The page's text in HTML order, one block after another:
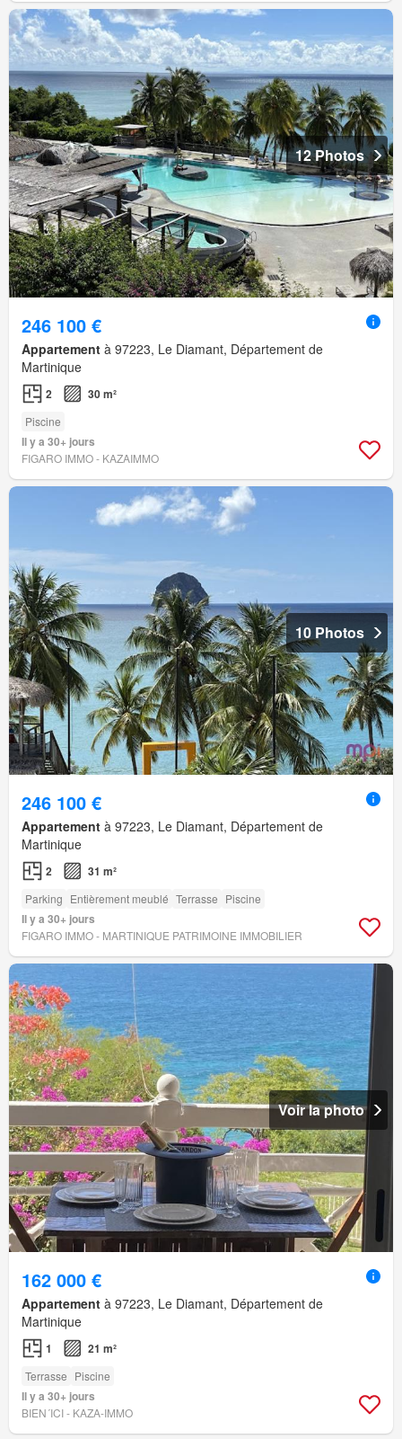
12 Photos
246 100 €
Appartement à 97223, Le Diamant, Département de
Martinique
2 30 m²
Piscine
Il y a 30+ jours
FIGARO IMMO - KAZAIMMO
10 Photos
246 100 €
Appartement à 97223, Le Diamant, Département de
Martinique
2 31 m²
Parking Entièrement meublé Terrasse Piscine
Il y a 30+ jours
FIGARO IMMO - MARTINIQUE PATRIMOINE IMMOBILIER
Voir la photo
162 000 €
Appartement à 97223, Le Diamant, Département de
Martinique
1 21 m²
Terrasse Piscine
Il y a 30+ jours
BIEN´ICI - KAZA-IMMO